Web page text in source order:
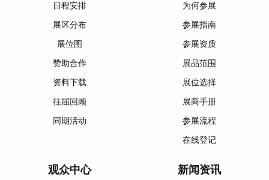
日程安排
展区分布
展位图
赞助合作
资料下载
往届回顾
同期活动
为何参展
参展指南
参展资质
展品范围
展位选择
展商手册
参展流程
在线登记
观众中心 新闻资讯